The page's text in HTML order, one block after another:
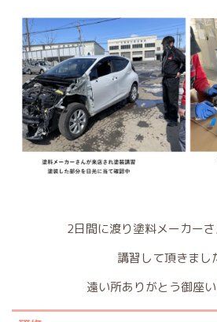
2日間に渡り塗料メーカー
講習して頂きまし
遠い所ありがとう御座い